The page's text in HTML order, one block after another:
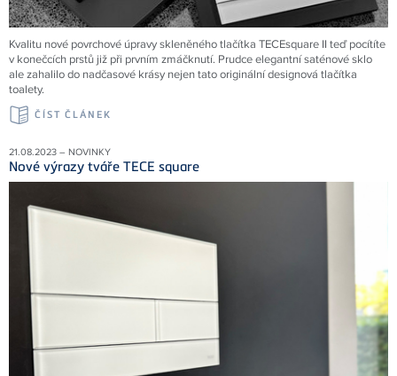
Kvalitu nové povrchové úpravy skleněného tlačítka TECEsquare II teď pocítíte
v konečcích prstů již při prvním zmáčknutí. Prudce elegantní saténové sklo
ale zahalilo do nadčasové krásy nejen tato originální designová tlačítka
toalety.
ČÍST ČLÁNEK
21.08.2023 – NOVINKY
Nové výrazy tváře TECE square